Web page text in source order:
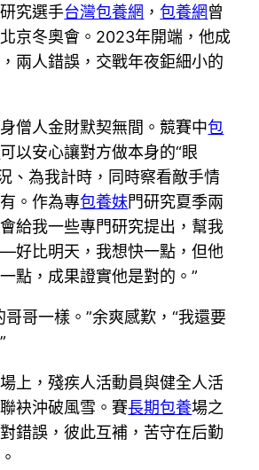
究選手台灣包養網 ，包養網曾
京冬奧會。2023年開端，他成
兩人錯誤，交戰年夜鉅細小的
僧人金財默契無間。競賽中包
可以安心讓對方做本身的“眼
、為我計時，同時察看敵手情
。作為專包養妹門研究夏季兩
給我一些專門研究提出，幫我
好比明天，我想快一點，但他
點，成果證實他是對的。”
哥哥一樣。”余爽感歎，“我還要
上，殘疾人活動員與健全人活
袂沖破風雪。賽長期包養場之
錯誤，彼此互補，苦守在后勤